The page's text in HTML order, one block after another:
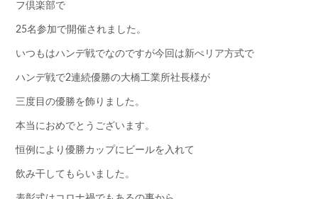
フ倶楽部で
25名参加で開催されました。
いつもはハンデ戦でなのですが今回は新ぺリア方式で
ハンデ戦で2連続優勝の大橋工業所社長様が
三度目の優勝を飾りました。
本当におめでとうございます。
恒例により優勝カップにビールを入れて
飲み干してもらいました。